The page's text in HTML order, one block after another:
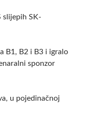
slijepih SK-
B1, B2 i B3 i igralo
sponzor
u pojedinačnoj